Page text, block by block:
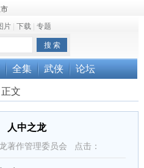
片| 下载| 专题
全集 武侠 论坛
文
人中之龙
著作管理委员会 点击：